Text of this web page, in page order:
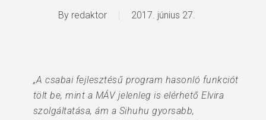
By redaktor 2017. június 27.
„A csabai fejlesztésű program hasonló funkciót
tölt be, mint a MÁV jelenleg is elérhető Elvira
szolgáltatása, ám a Sihuhu gyorsabb,